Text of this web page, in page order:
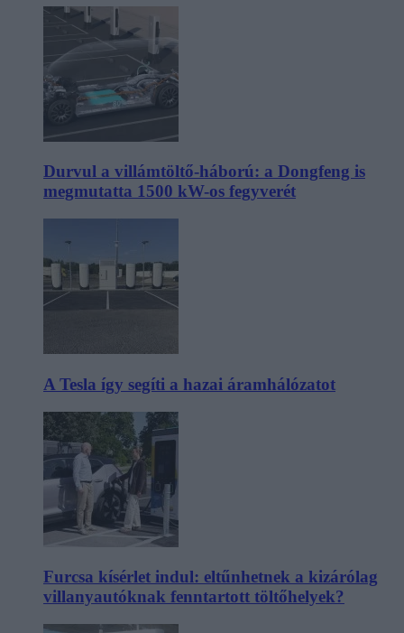
Durvul a villámtöltő-háború: a Dongfeng is
megmutatta 1500 kW-os fegyverét
A Tesla így segíti a hazai áramhálózatot
Furcsa kísérlet indul: eltűnhetnek a kizárólag
villanyautóknak fenntartott töltőhelyek?